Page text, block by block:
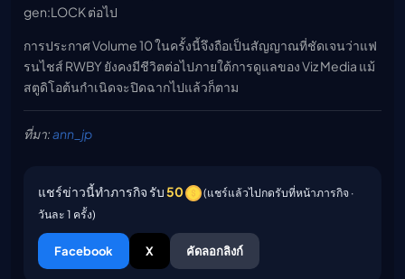
gen:LOCK ต่อไป
การประกาศ Volume 10 ในครั้งนี้จึงถือเป็นสัญญาณที่ชัดเจนว่าแฟ
รนไชส์ RWBY ยังคงมีชีวิตต่อไปภายใต้การดูแลของ Viz Media แม้
สตูดิโอต้นกำเนิดจะปิดฉากไปแล้วก็ตาม
ที่มา:ann_jp
แชร์ข่าวนี้ทำภารกิจ รับ50
(แชร์แล้วไปกดรับที่หน้าภารกิจ ·
วันละ 1 ครั้ง)
Facebook X คัดลอกลิงก์